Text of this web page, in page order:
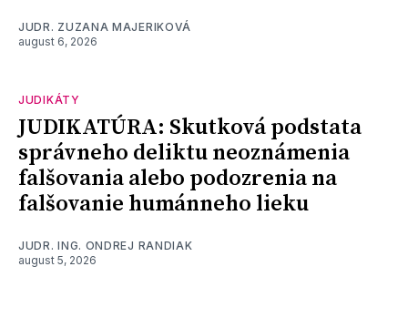
JUDR. ZUZANA MAJERIKOVÁ
august 6, 2026
JUDIKÁTY
JUDIKATÚRA: Skutková podstata
správneho deliktu neoznámenia
falšovania alebo podozrenia na
falšovanie humánneho lieku
JUDR. ING. ONDREJ RANDIAK
august 5, 2026